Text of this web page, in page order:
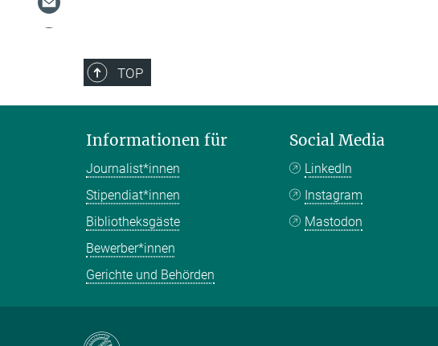
TOP
Informationen für
Journalist*innen
Stipendiat*innen
Bibliotheksgäste
Bewerber*innen
Gerichte und Behörden
Social Media
LinkedIn
Instagram
Mastodon